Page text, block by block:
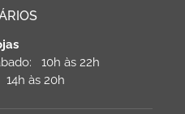
10h às 22h
às 20h